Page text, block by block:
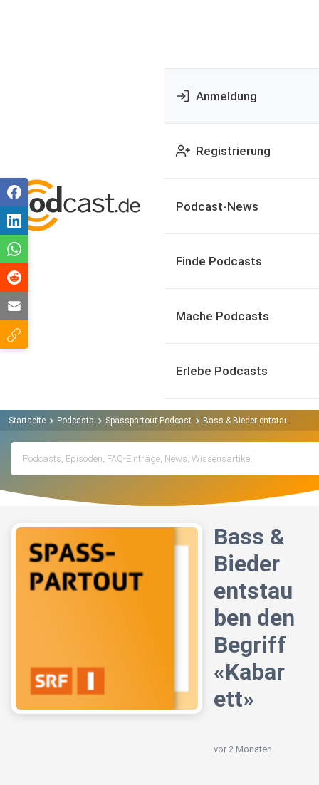
Anmeldung
Registrierung
Podcast-News
Finde Podcasts
Mache Podcasts
Erlebe Podcasts
Startseite Podcasts Spasspartout Podcast Bass & Bieder entstauben
Bass &
Bieder
entstau
ben den
Begriff
«Kabar
ett»
vor 2 Monaten